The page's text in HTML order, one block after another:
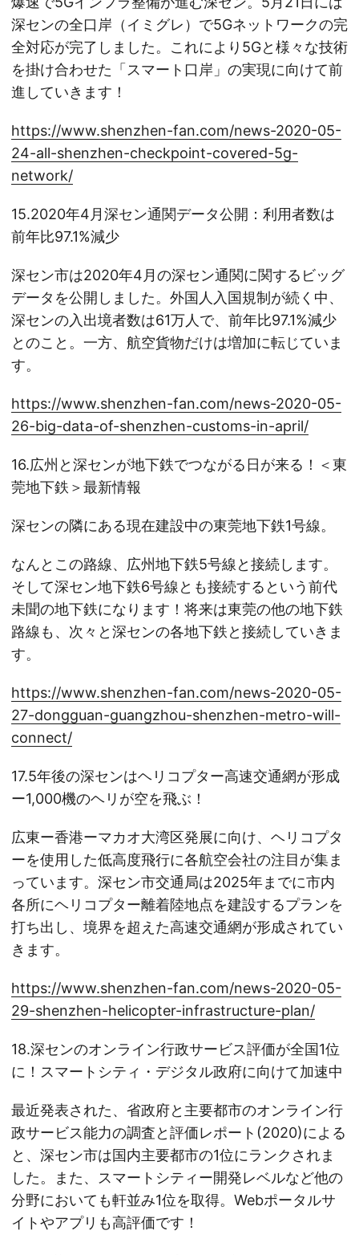
深センの全口岸（イミグレ）で5Gネットワークの完
全対応が完了しました。これにより5Gと様々な技術
を掛け合わせた「スマート口岸」の実現に向けて前
進していきます！
https://www.shenzhen-fan.com/news-2020-05-
24-all-shenzhen-checkpoint-covered-5g-
network/
15.2020年4月深セン通関データ公開：利用者数は
前年比97.1%減少
深セン市は2020年4月の深セン通関に関するビッグ
データを公開しました。外国人入国規制が続く中、
深センの入出境者数は61万人で、前年比97.1%減少
とのこと。一方、航空貨物だけは増加に転じていま
す。
https://www.shenzhen-fan.com/news-2020-05-
26-big-data-of-shenzhen-customs-in-april/
16.広州と深センが地下鉄でつながる日が来る！＜東
莞地下鉄＞最新情報
深センの隣にある現在建設中の東莞地下鉄1号線。
なんとこの路線、広州地下鉄5号線と接続します。
そして深セン地下鉄6号線とも接続するという前代
未聞の地下鉄になります！将来は東莞の他の地下鉄
路線も、次々と深センの各地下鉄と接続していきま
す。
https://www.shenzhen-fan.com/news-2020-05-
27-dongguan-guangzhou-shenzhen-metro-will-
connect/
17.5年後の深センはヘリコプター高速交通網が形成
ー1,000機のヘリが空を飛ぶ！
広東ー香港ーマカオ大湾区発展に向け、ヘリコプタ
ーを使用した低高度飛行に各航空会社の注目が集ま
っています。深セン市交通局は2025年までに市内
各所にヘリコプター離着陸地点を建設するプランを
打ち出し、境界を超えた高速交通網が形成されてい
きます。
https://www.shenzhen-fan.com/news-2020-05-
29-shenzhen-helicopter-infrastructure-plan/
18.深センのオンライン行政サービス評価が全国1位
に！スマートシティ・デジタル政府に向けて加速中
最近発表された、省政府と主要都市のオンライン行
政サービス能力の調査と評価レポート(2020)による
と、深セン市は国内主要都市の1位にランクされま
した。また、スマートシティー開発レベルなど他の
分野においても軒並み1位を取得。Webポータルサ
イトやアプリも高評価です！